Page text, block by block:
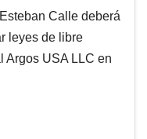
Calle deberá
leyes de libre
Argos USA LLC en